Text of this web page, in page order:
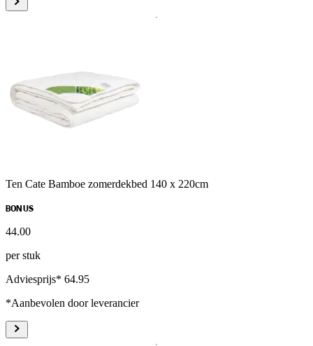
Ten Cate Bamboe zomerdekbed 140 x 220cm
BONUS
44.00
per stuk
Adviesprijs* 64.95
*Aanbevolen door leverancier